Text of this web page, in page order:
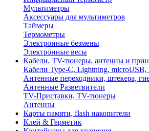
Мультиметры
Аксессуары для мультиметров
Таймеры
Термометры
Электронные безмены
Электронные весы
Кабели, TV-тюнеры, антенны и
Кабели Type-C, Lightning,
Антенные переходники, штекера,
Антенные Разветвители
TV-Приставки, TV-тюнеры
Антенны
Карты памяти, flash накопители
Клей & Герметик